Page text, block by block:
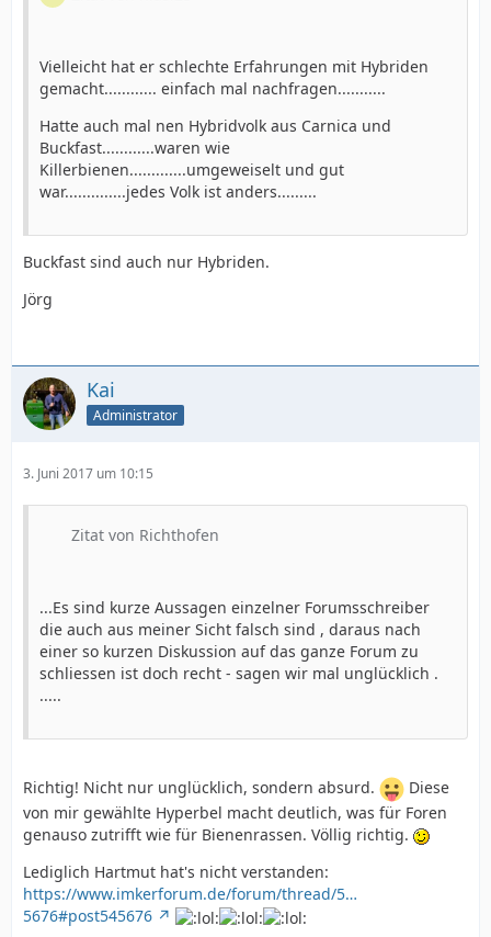
Vielleicht hat er schlechte Erfahrungen mit Hybriden
gemacht............ einfach mal nachfragen...........
Hatte auch mal nen Hybridvolk aus Carnica und
Buckfast............waren wie
Killerbienen.............umgeweiselt und gut
war..............jedes Volk ist anders.........
Buckfast sind auch nur Hybriden.
Jörg
Kai
Administrator
3. Juni 2017 um 10:15
Zitat von Richthofen
...Es sind kurze Aussagen einzelner Forumsschreiber
die auch aus meiner Sicht falsch sind , daraus nach
einer so kurzen Diskussion auf das ganze Forum zu
schliessen ist doch recht - sagen wir mal unglücklich .
.....
Richtig! Nicht nur unglücklich, sondern absurd.
Diese
von mir gewählte Hyperbel macht deutlich, was für Foren
genauso zutrifft wie für Bienenrassen. Völlig richtig.
Lediglich Hartmut hat's nicht verstanden:
https://www.imkerforum.de/forum/thread/5…
5676#post545676